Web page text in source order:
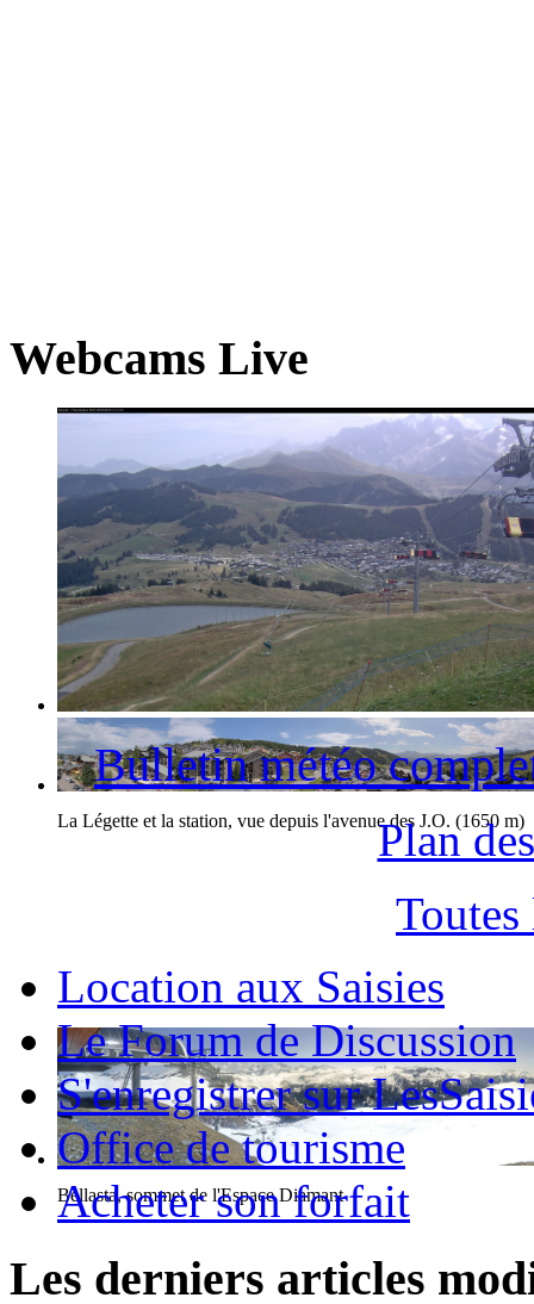
Webcams Live
La station des Saisies et le Mont-Blanc
La Légette et la station, vue depuis l'avenue des J.O. (1650 m)
Bellasta, sommet de l'Espace Diamant
Bulletin météo
Plan
Toutes
Location aux Saisies
Le Forum de Discussion
S'enregistrer sur
Office de tourisme
Acheter son forfait
Les derniers articles